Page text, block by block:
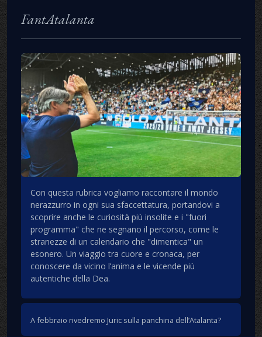
FantAtalanta
Con questa rubrica vogliamo raccontare il mondo
nerazzurro in ogni sua sfaccettatura, portandovi a
scoprire anche le curiosità più insolite e i "fuori
programma" che ne segnano il percorso, come le
stranezze di un calendario che "dimentica" un
esonero. Un viaggio tra cuore e cronaca, per
conoscere da vicino l’anima e le vicende più
autentiche della Dea.
A febbraio rivedremo Juric sulla panchina dell’Atalanta?